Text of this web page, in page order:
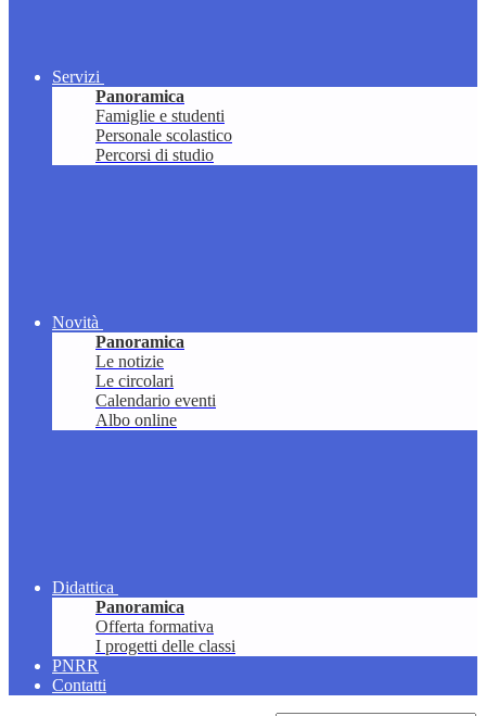
Servizi
Panoramica
Famiglie e studenti
Personale scolastico
Percorsi di studio
Novità
Panoramica
Le notizie
Le circolari
Calendario eventi
Albo online
Didattica
Panoramica
Offerta formativa
I progetti delle classi
PNRR
Contatti